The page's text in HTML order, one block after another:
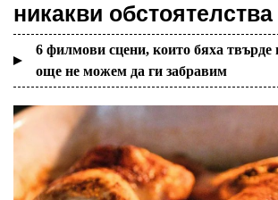
никакви обстоятелства
6 филмови сцени, които бяха
още не можем да ги забравим